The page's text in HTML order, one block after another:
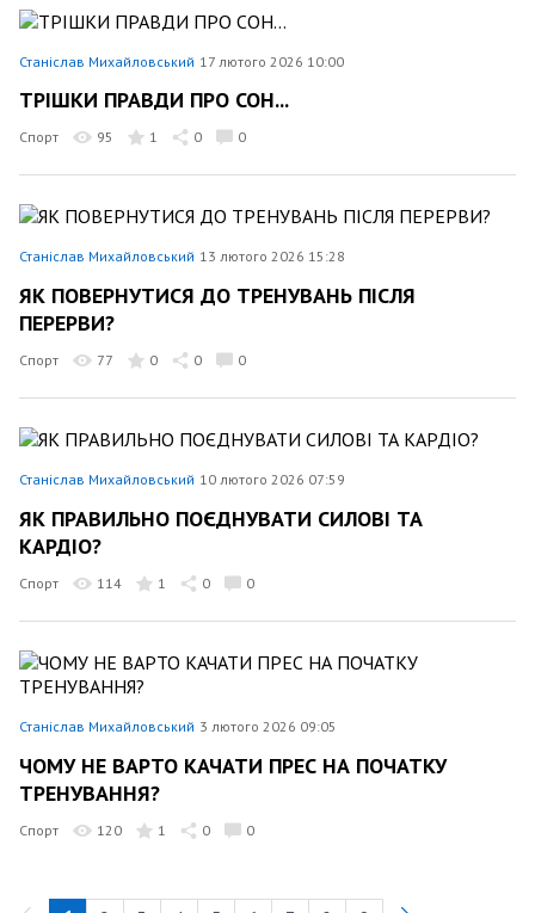
Станіслав Михайловський 17 лютого 2026 10:00
ТРІШКИ ПРАВДИ ПРО СОН...
Спорт 95 1 0 0
Станіслав Михайловський 13 лютого 2026 15:28
ЯК ПОВЕРНУТИСЯ ДО ТРЕНУВАНЬ ПІСЛЯ
ПЕРЕРВИ?
Спорт 77 0 0 0
Станіслав Михайловський 10 лютого 2026 07:59
ЯК ПРАВИЛЬНО ПОЄДНУВАТИ СИЛОВІ ТА
КАРДІО?
Спорт 114 1 0 0
Станіслав Михайловський 3 лютого 2026 09:05
ЧОМУ НЕ ВАРТО КАЧАТИ ПРЕС НА ПОЧАТКУ
ТРЕНУВАННЯ?
Спорт 120 1 0 0